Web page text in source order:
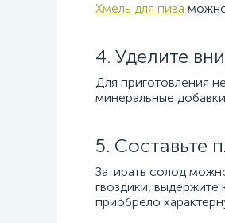
Хмель для пива можно
4. Уделите
Для приготовления
минеральные
5. Составьте
Затирать солод
гвоздики,
приобрело